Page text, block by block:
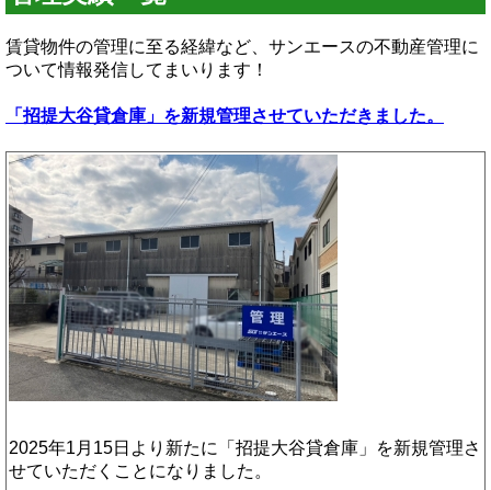
賃貸物件の管理に至る経緯など、サンエースの不動産管理に
ついて情報発信してまいります！
「招提大谷貸倉庫」を新規管理させていただきました。
2025年1月15日より新たに「招提大谷貸倉庫」を新規管理さ
せていただくことになりました。